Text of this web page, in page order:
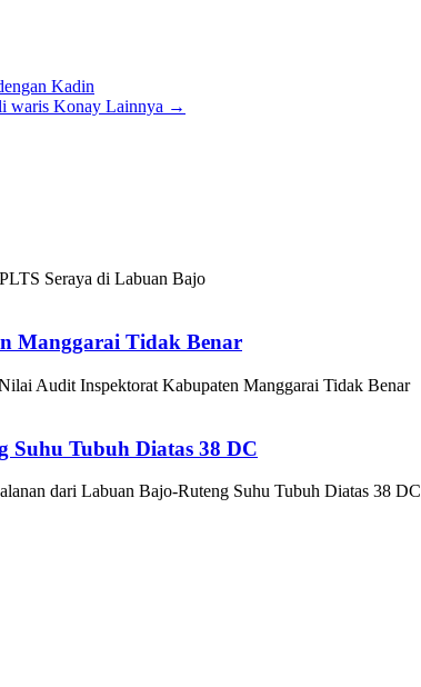
Kadin
waris Konay Lainnya →
Seraya di Labuan Bajo
Manggarai Tidak Benar
Audit Inspektorat Kabupaten Manggarai Tidak Benar
Suhu Tubuh Diatas 38 DC
dari Labuan Bajo-Ruteng Suhu Tubuh Diatas 38 DC